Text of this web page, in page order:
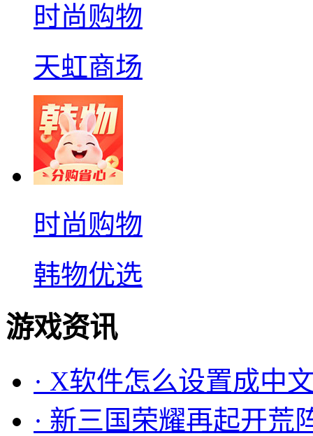
时尚购物
天虹商场
时尚购物
韩物优选
游戏资讯
· X软件怎么设置成中
· 新三国荣耀再起开荒